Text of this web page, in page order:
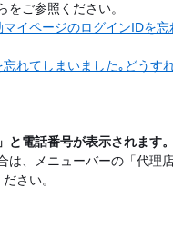
ご参照ください。
イページのログインIDを忘
れてしまいました｡どうす
電話番号が表示されます。
、メニューバーの「代理
さい。